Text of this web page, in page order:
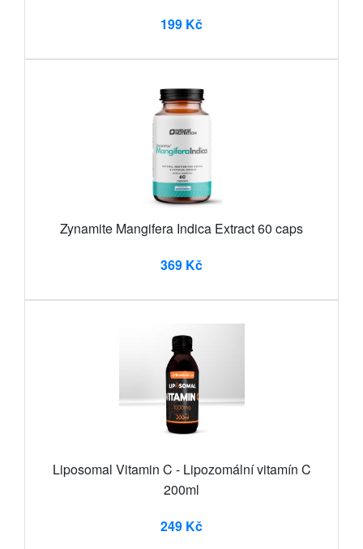
199 Kč
Zynamite Mangifera Indica Extract 60 caps
369 Kč
Liposomal Vitamin C - Lipozomální vitamín C
200ml
249 Kč